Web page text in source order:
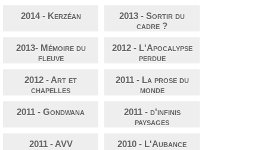
2014 - Kerzéan
2013 - Sortir du
cadre ?
2013- Mémoire du
fleuve
2012 - L'Apocalypse
perdue
2012 - Art et
chapelles
2011 - La prose du
monde
2011 - Gondwana
2011 - d'infinis
paysages
2011 - AVV 2010 - L'Aubance